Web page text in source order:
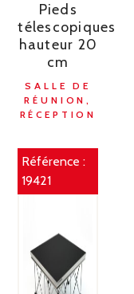
Pieds
télescopiques
hauteur 20
cm
SALLE DE
RÉUNION,
RÉCEPTION
Référence :
19421